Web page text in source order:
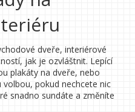
dveře, interiérové
jak je ozvláštnit. Lepící
plakáty na dveře, nebo
pokud nechcete nic
snadno sundáte a změníte